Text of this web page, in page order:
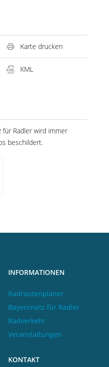
Karte drucken
KML
für Radler wird immer
beschildert.
INFORMATIONEN
Radroutenplaner
Bayernnetz für Radler
Radverkehr
Veranstaltungen
KONTAKT